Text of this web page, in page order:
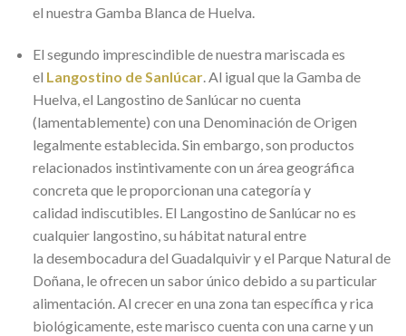
el nuestra Gamba Blanca de Huelva.
El segundo imprescindible de nuestra mariscada es
el Langostino de Sanlúcar. Al igual que la Gamba de
Huelva, el Langostino de Sanlúcar no cuenta
(lamentablemente) con una Denominación de Origen
legalmente establecida. Sin embargo, son productos
relacionados instintivamente con un área geográfica
concreta que le proporcionan una categoría y
calidad indiscutibles. El Langostino de Sanlúcar no es
cualquier langostino, su hábitat natural entre
la desembocadura del Guadalquivir y el Parque Natural de
Doñana, le ofrecen un sabor único debido a su particular
alimentación. Al crecer en una zona tan específica y rica
biológicamente, este marisco cuenta con una carne y un